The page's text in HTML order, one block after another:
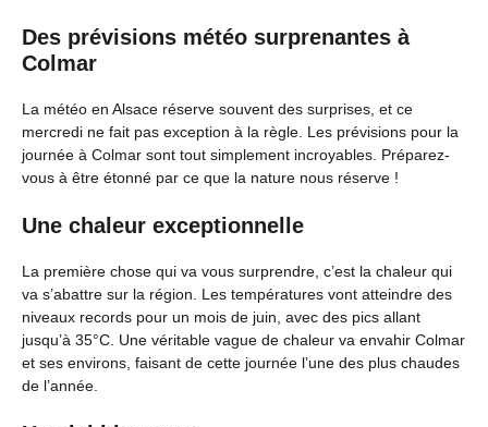
Des prévisions météo surprenantes à
Colmar
La météo en Alsace réserve souvent des surprises, et ce
mercredi ne fait pas exception à la règle. Les prévisions pour la
journée à Colmar sont tout simplement incroyables. Préparez-
vous à être étonné par ce que la nature nous réserve !
Une chaleur exceptionnelle
La première chose qui va vous surprendre, c’est la chaleur qui
va s’abattre sur la région. Les températures vont atteindre des
niveaux records pour un mois de juin, avec des pics allant
jusqu’à 35°C. Une véritable vague de chaleur va envahir Colmar
et ses environs, faisant de cette journée l’une des plus chaudes
de l’année.